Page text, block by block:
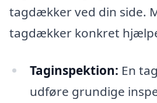
tagdækker ved din side.
tagdækker konkret
Taginspektion: En
udføre grundige